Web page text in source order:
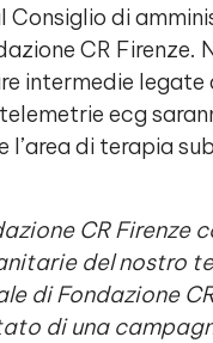
di
CR Firenze.
intermedie legate
ecg
di terapia
CR Firenze
del nostro
di Fondazione
di una